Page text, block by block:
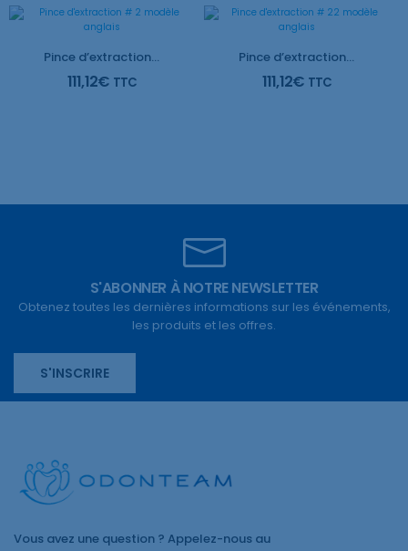
Pince d’extraction # 2 modèle anglais
111,12€ TTC
Pince d’extraction # 22 modèle anglais
111,12€ TTC
S'ABONNER À NOTRE NEWSLETTER
Obtenez toutes les dernières informations sur les événements,
les produits et les offres.
S'INSCRIRE
Vous avez une question ? Appelez-nous au